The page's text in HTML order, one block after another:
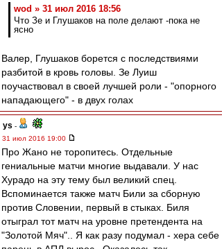
wod » 31 июл 2016 18:56
Что Зе и Глушаков на поле делают -пока не
ясно
Валер, Глушаков борется с последствиями
разбитой в кровь головы. Зе Луиш
поучаствовал в своей лучшей роли - "опорного
нападающего" - в двух голах
ys -
31 июл 2016 19:00
Про Жано не торопитесь. Отдельные
гениальные матчи многие выдавали. У нас
Хурадо на эту тему был великий спец.
Вспоминается также матч Били за сборную
против Словении, первый в стыках. Биля
отыграл тот матч на уровне претендента на
"Золотой Мяч".. Я как разу подумал - хера себе